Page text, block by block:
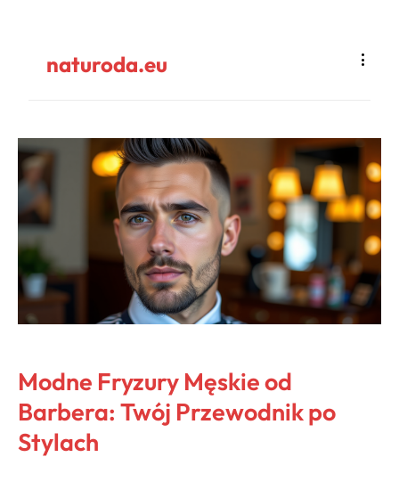
naturoda.eu
Modne Fryzury Męskie od
Barbera: Twój Przewodnik po
Stylach